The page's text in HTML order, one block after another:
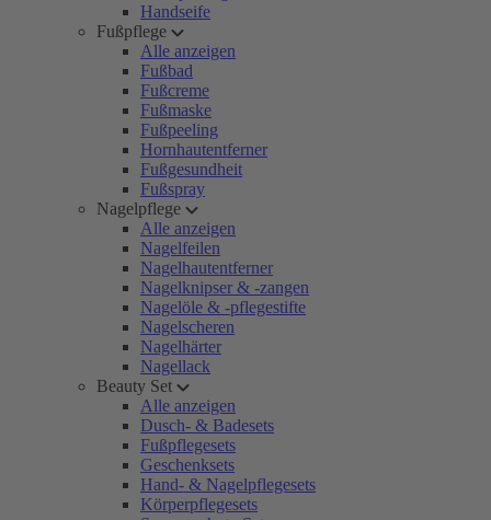
Handseife
Fußpflege
Alle anzeigen
Fußbad
Fußcreme
Fußmaske
Fußpeeling
Hornhautentferner
Fußgesundheit
Fußspray
Nagelpflege
Alle anzeigen
Nagelfeilen
Nagelhautentferner
Nagelknipser & -zangen
Nagelöle & -pflegestifte
Nagelscheren
Nagelhärter
Nagellack
Beauty Set
Alle anzeigen
Dusch- & Badesets
Fußpflegesets
Geschenksets
Hand- & Nagelpflegesets
Körperpflegesets